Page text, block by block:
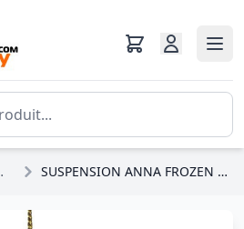
SUSPENSION ANNA FROZEN DISNEY TRADITIONS